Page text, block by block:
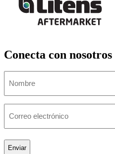
Conecta con nosotros
electrónico